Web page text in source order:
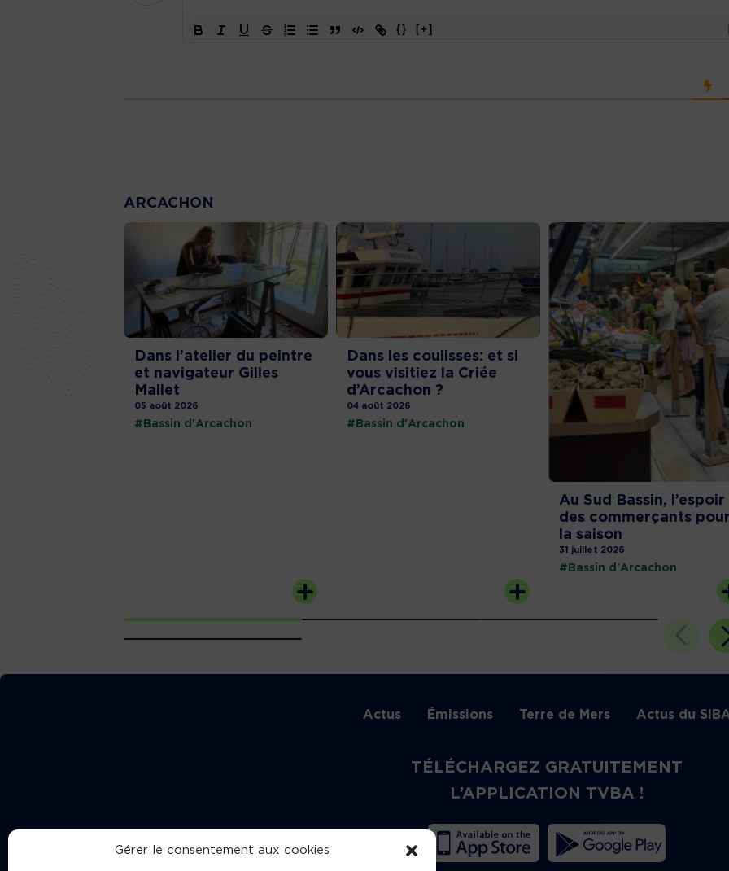
Gérer le consentement aux cookies
{} [+]
ARCACHON
Dans l’atelier du peintre
et navigateur Gilles
Mallet
05 août 2026
#Bassin d'Arcachon
Dans les coulisses: et si
vous visitiez la Criée
d’Arcachon ?
04 août 2026
#Bassin d'Arcachon
Au Sud Bassin, l’espoir
des commerçants
la saison
31 juillet 2026
#Bassin d'Arcachon
Actus Émissions Terre de Mers Actus du
TÉLÉCHARGEZ GRATUITEMENT
L’APPLICATION TVBA !